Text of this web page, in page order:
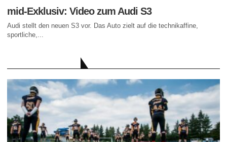
mid-Exklusiv: Video zum Audi S3
Audi stellt den neuen S3 vor. Das Auto zielt auf die technikaffine,
sportliche,...